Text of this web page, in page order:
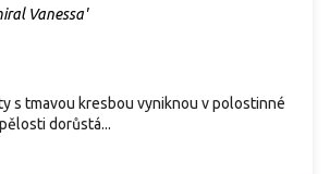
Vanessa'
s tmavou kresbou vyniknou v polostinné
dorůstá...